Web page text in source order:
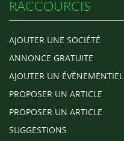
RACCOURCIS
AJOUTER UNE SOCIÉTÉ
ANNONCE GRATUITE
AJOUTER UN ÉVÈNEMENTIEL
PROPOSER UN ARTICLE
PROPOSER UN ARTICLE
SUGGESTIONS